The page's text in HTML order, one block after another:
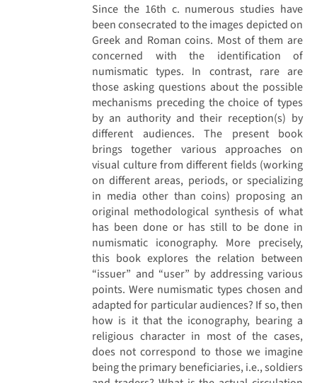
Since the 16th c. numerous studies have
been consecrated to the images depicted on
Greek and Roman coins. Most of them are
concerned with the identification of
numismatic types. In contrast, rare are
those asking questions about the possible
mechanisms preceding the choice of types
by an authority and their reception(s) by
different audiences. The present book
brings together various approaches on
visual culture from different fields (working
on different areas, periods, or specializing
in media other than coins) proposing an
original methodological synthesis of what
has been done or has still to be done in
numismatic iconography. More precisely,
this book explores the relation between
“issuer” and “user” by addressing various
points. Were numismatic types chosen and
adapted for particular audiences? If so, then
how is it that the iconography, bearing a
religious character in most of the cases,
does not correspond to those we imagine
being the primary beneficiaries, i.e., soldiers